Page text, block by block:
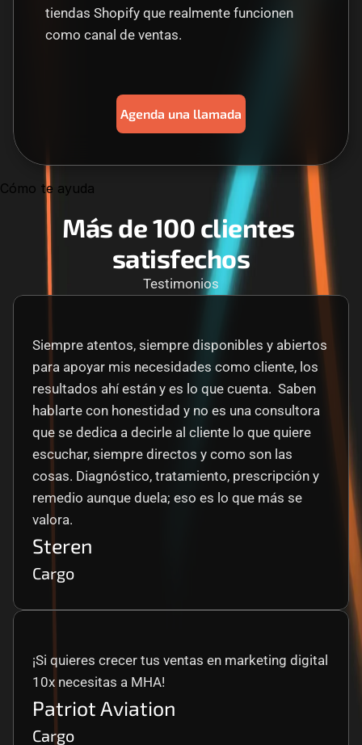
tiendas Shopify que realmente funcionen
como canal de ventas.
Agenda una llamada
Más de 100 clientes
satisfechos
Testimonios
Siempre atentos, siempre disponibles y abiertos
para apoyar mis necesidades como cliente, los
resultados ahí están y es lo que cuenta.  Saben
hablarte con honestidad y no es una consultora
que se dedica a decirle al cliente lo que quiere
escuchar, siempre directos y como son las
cosas. Diagnóstico, tratamiento, prescripción y
remedio aunque duela; eso es lo que más se
valora.
Steren
Cargo
¡Si quieres crecer tus ventas en marketing digital
10x necesitas a MHA!
Patriot Aviation
Cargo
Cómo te ayuda